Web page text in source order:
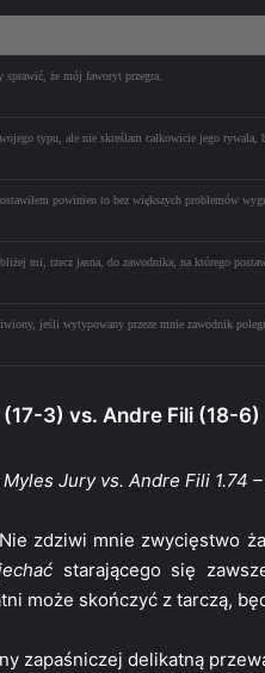
sprawić, że mój faworyt przegra.
typu, ale nie skreślam całkowicie jego
powinien to bez większych problemów
mi, rzecz jasna, do zawodnika, na którego
jeśli wytypowany przeze mnie zawodnik
3) vs. Andre Fili (18-6)
Jury vs. Andre Fili 1.74
zdziwi mnie zwycięstwo
starającego się
może skończyć z tarczą,
zapaśniczej delikatną